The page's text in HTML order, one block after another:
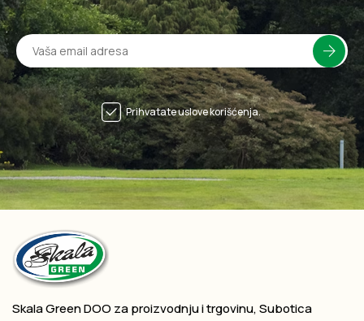
Prihvatate uslove korišćenja.
Skala Green DOO za proizvodnju i trgovinu, Subotica